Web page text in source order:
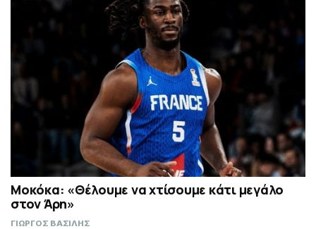
Μοκόκα: «Θέλουμε να χτίσουμε κάτι μεγάλο
στον Άρη»
ΓΙΩΡΓΟΣ ΒΑΣΙΛΗΣ